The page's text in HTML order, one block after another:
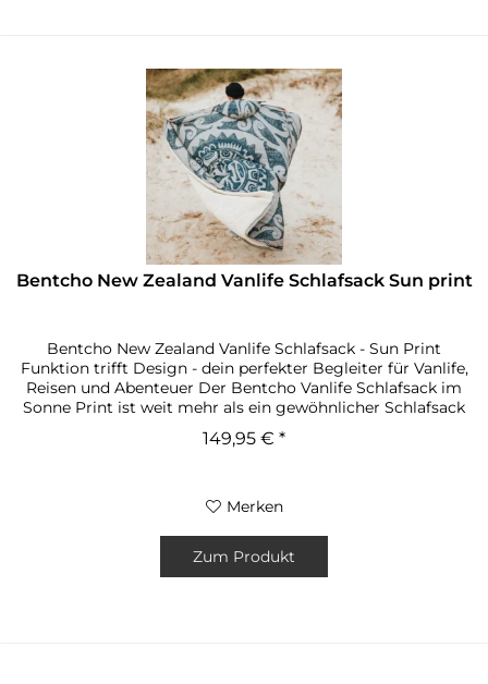
Bentcho New Zealand Vanlife Schlafsack Sun print
Bentcho New Zealand Vanlife Schlafsack - Sun Print
Funktion trifft Design - dein perfekter Begleiter für Vanlife,
Reisen und Abenteuer Der Bentcho Vanlife Schlafsack im
Sonne Print ist weit mehr als ein gewöhnlicher Schlafsack
- er ist...
149,95 € *
Merken
Zum Produkt